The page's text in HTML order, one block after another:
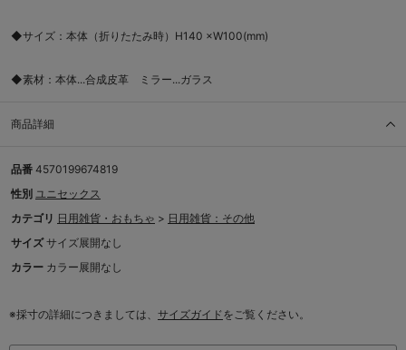
◆サイズ：本体（折りたたみ時）H140 ×W100(mm)
◆素材：本体...合成皮革 ミラー...ガラス
商品詳細
品番 4570199674819
性別 ユニセックス
カテゴリ 日用雑貨・おもちゃ > 日用雑貨：その他
サイズ サイズ展開なし
カラー カラー展開なし
※採寸の詳細につきましては、 サイズガイドをご覧ください。